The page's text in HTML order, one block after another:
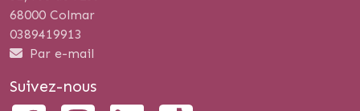
68000 Colmar
0389419913
Par e-mail
Suivez-nous